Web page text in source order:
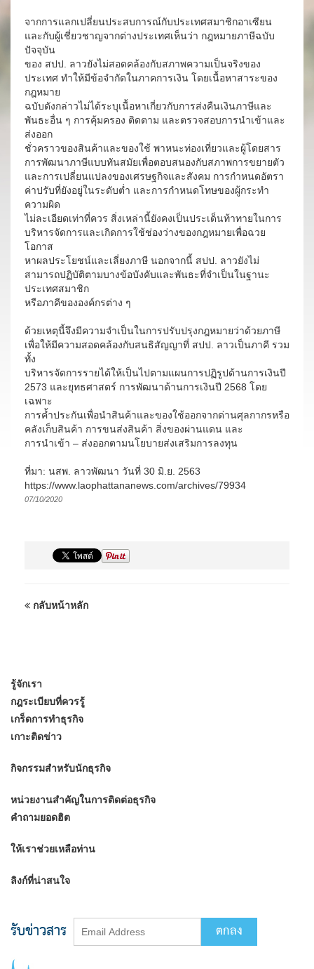
จากการแลกเปลี่ยนประสบการณ์กับประเทศสมาชิกอาเซียน
และกับผู้เชี่ยวชาญจากต่างประเทศเห็นว่า กฎหมายภาษีฉบับ
ปัจจุบัน
ของ สปป. ลาวยังไม่สอดคล้องกับสภาพความเป็นจริงของ
ประเทศ ทำให้มีข้อจำกัดในภาคการเงิน โดยเนื้อหาสาระของ
กฎหมาย
ฉบับดังกล่าวไม่ได้ระบุเนื้อหาเกี่ยวกับการส่งคืนเงินภาษีและ
พันธะอื่น ๆ การคุ้มครอง ติดตาม และตรวจสอบการนำเข้าและ
ส่งออก
ชั่วคราวของสินค้าและของใช้ พาหนะท่องเที่ยวและผู้โดยสาร
การพัฒนาภาษีแบบทันสมัยเพื่อตอบสนองกับสภาพการขยายตัว
และการเปลี่ยนแปลงของเศรษฐกิจและสังคม การกำหนดอัตรา
ค่าปรับที่ยังอยู่ในระดับต่ำ และการกำหนดโทษของผู้กระทำ
ความผิด
ไม่ละเอียดเท่าที่ควร สิ่งเหล่านี้ยังคงเป็นประเด็นท้าทายในการ
บริหารจัดการและเกิดการใช้ช่องว่างของกฎหมายเพื่อฉวย
โอกาส
หาผลประโยชน์และเลี่ยงภาษี นอกจากนี้ สปป. ลาวยังไม่
สามารถปฏิบัติตามบางข้อบังคับและพันธะที่จำเป็นในฐานะ
ประเทศสมาชิก
หรือภาคีขององค์กรต่าง ๆ
ด้วยเหตุนี้จึงมีความจำเป็นในการปรับปรุงกฎหมายว่าด้วยภาษี
เพื่อให้มีความสอดคล้องกับสนธิสัญญาที่ สปป. ลาวเป็นภาคี รวม
ทั้ง
บริหารจัดการรายได้ให้เป็นไปตามแผนการปฏิรูปด้านการเงินปี
2573 และยุทธศาสตร์ การพัฒนาด้านการเงินปี 2568 โดย
เฉพาะ
การค้ำประกันเพื่อนำสินค้าและของใช้ออกจากด่านศุลกากรหรือ
คลังเก็บสินค้า การขนส่งสินค้า สิ่งของผ่านแดน และ
การนำเข้า – ส่งออกตามนโยบายส่งเสริมการลงทุน
ที่มา: นสพ. ลาวพัฒนา วันที่ 30 มิ.ย. 2563
https://www.laophattananews.com/archives/79934
07/10/2020
กลับหน้าหลัก
รู้จักเรา
กฎระเบียบที่ควรรู้
เกร็ดการทำธุรกิจ
เกาะติดข่าว
กิจกรรมสำหรับนักธุรกิจ
หน่วยงานสำคัญในการติดต่อธุรกิจ
คำถามยอดฮิต
ให้เราช่วยเหลือท่าน
ลิงก์ที่น่าสนใจ
รับข่าวสาร